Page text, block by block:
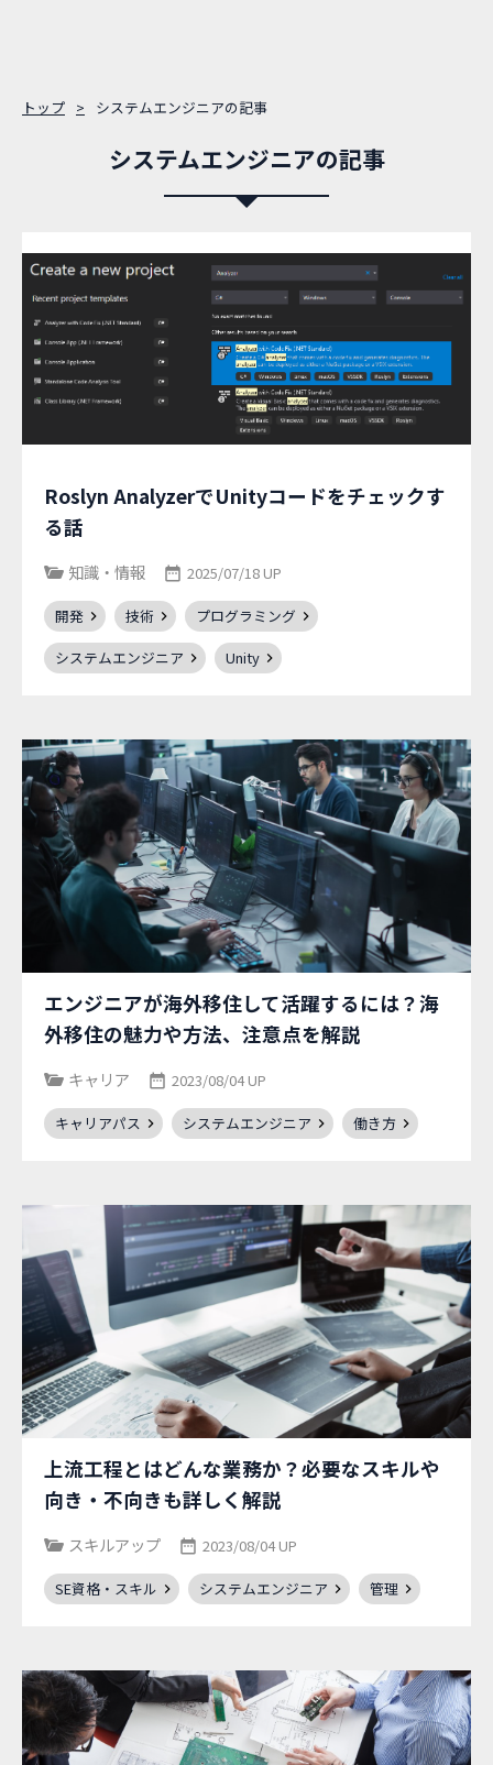
トップ システムエンジニアの記事
システムエンジニアの記事
Roslyn AnalyzerでUnityコードをチェックす
る話
知識・情報 2025/07/18 UP
開発 技術
プログラミング
システムエンジニア
Unity
エンジニアが海外移住して活躍するには？海
外移住の魅力や方法、注意点を解説
キャリア 2023/08/04 UP
キャリアパス システムエンジニア 働き方
上流工程とはどんな業務か？必要なスキルや
向き・不向きも詳しく解説
スキルアップ 2023/08/04 UP
SE資格・スキル システムエンジニア 管理